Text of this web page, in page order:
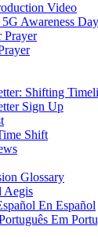
Video
Awareness Day
Prayer
Shifting
Sign Up
Shift
Glossary
Aegis
En Español
Em